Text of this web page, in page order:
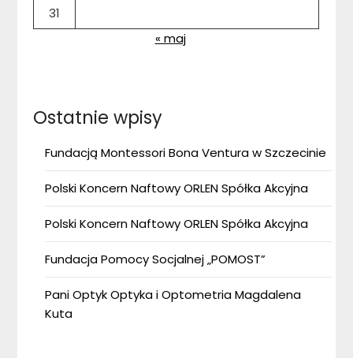
31
« maj
Ostatnie wpisy
Fundacją Montessori Bona Ventura w Szczecinie
Polski Koncern Naftowy ORLEN Spółka Akcyjna
Polski Koncern Naftowy ORLEN Spółka Akcyjna
Fundacja Pomocy Socjalnej „POMOST”
Pani Optyk Optyka i Optometria Magdalena
Kuta